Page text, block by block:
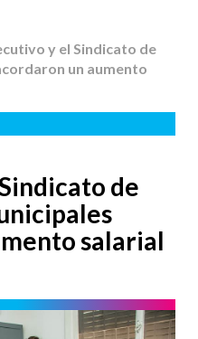
y el Sindicato de
un aumento
de
salarial